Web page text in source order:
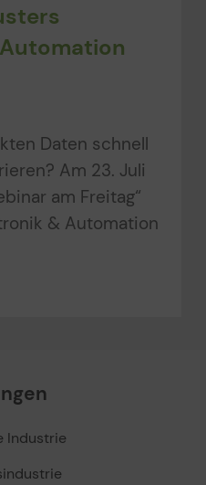
Daten schnell
Am 23. Juli
am Freitag“
& Automation
Industrie